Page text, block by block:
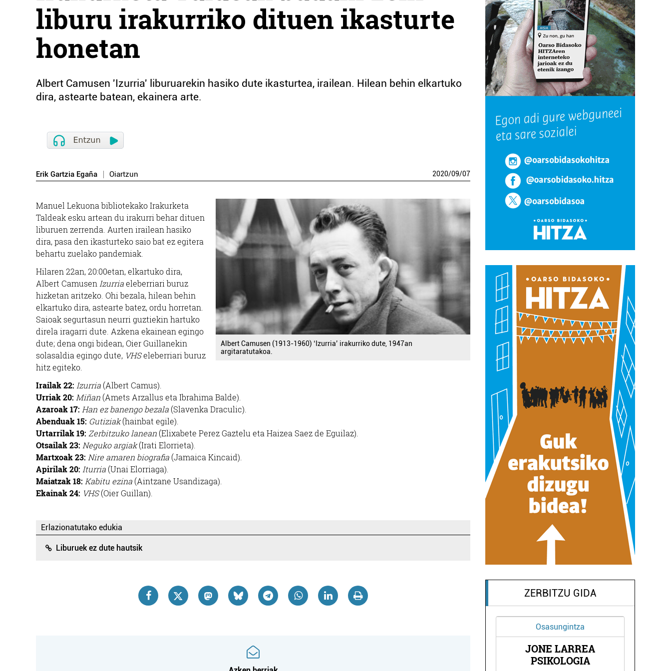
liburu irakurriko dituen ikasturte
honetan
Albert Camusen 'Izurria' liburuarekin hasiko dute ikasturtea, irailean. Hilean behin elkartuko
dira, astearte batean, ekainera arte.
Erik Gartzia Egaña Oiartzun 2020/09/07
Albert Camusen (1913-1960) ‘Izurria’ irakurriko dute, 1947an
argitaratutakoa.
Manuel Lekuona bibliotekako Irakurketa
Taldeak esku artean du irakurri behar dituen
liburuen zerrenda. Aurten irailean hasiko
dira, pasa den ikasturteko saio bat ez egitera
behartu zuelako pandemiak.
Hilaren 22an, 20:00etan, elkartuko dira,
Albert Camusen Izurriaeleberriari buruz
hizketan aritzeko. Ohi bezala, hilean behin
elkartuko dira, astearte batez, ordu horretan.
Saioak segurtasun neurri guztiekin hartuko
direla iragarri dute. Azkena ekainean egingo
dute; dena ongi bidean, Oier Guillanekin
solasaldia egingo dute, VHSeleberriari buruz
hitz egiteko.
Irailak 22: Izurria(Albert Camus).
Urriak 20: Miñan(Amets Arzallus eta Ibrahima Balde).
Azaroak 17: Han ez banengo bezala(Slavenka Draculic).
Abenduak 15: Gutiziak(hainbat egile).
Urtarrilak 19: Zerbitzuko lanean(Elixabete Perez Gaztelu eta Haizea Saez de Eguilaz).
Otsailak 23: Neguko argiak(Irati Elorrieta).
Martxoak 23: Nire amaren biografia(Jamaica Kincaid).
Apirilak 20: Iturria(Unai Elorriaga).
Maiatzak 18: Kabitu ezina(Aintzane Usandizaga).
Ekainak 24: VHS(Oier Guillan).
Erlazionatutako edukia
Liburuek ez dute hautsik
ZERBITZU GIDA
JONE LARREA
PSIKOLOGIA
Osasungintza
JONE LARREA
PSIKOLOGIA